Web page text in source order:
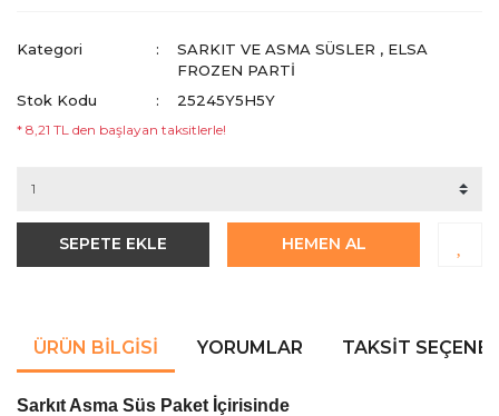
Kategori SARKIT VE ASMA SÜSLER , ELSA
FROZEN PARTI
Stok Kodu
25245Y5H5Y
* 8,21 TL den başlayan taksitlerle!
SEPETE EKLE HEMEN AL
ÜRÜN BILGISI YORUMLAR TAKSIT
Sarkıt Asma Süs Paket İçirisinde